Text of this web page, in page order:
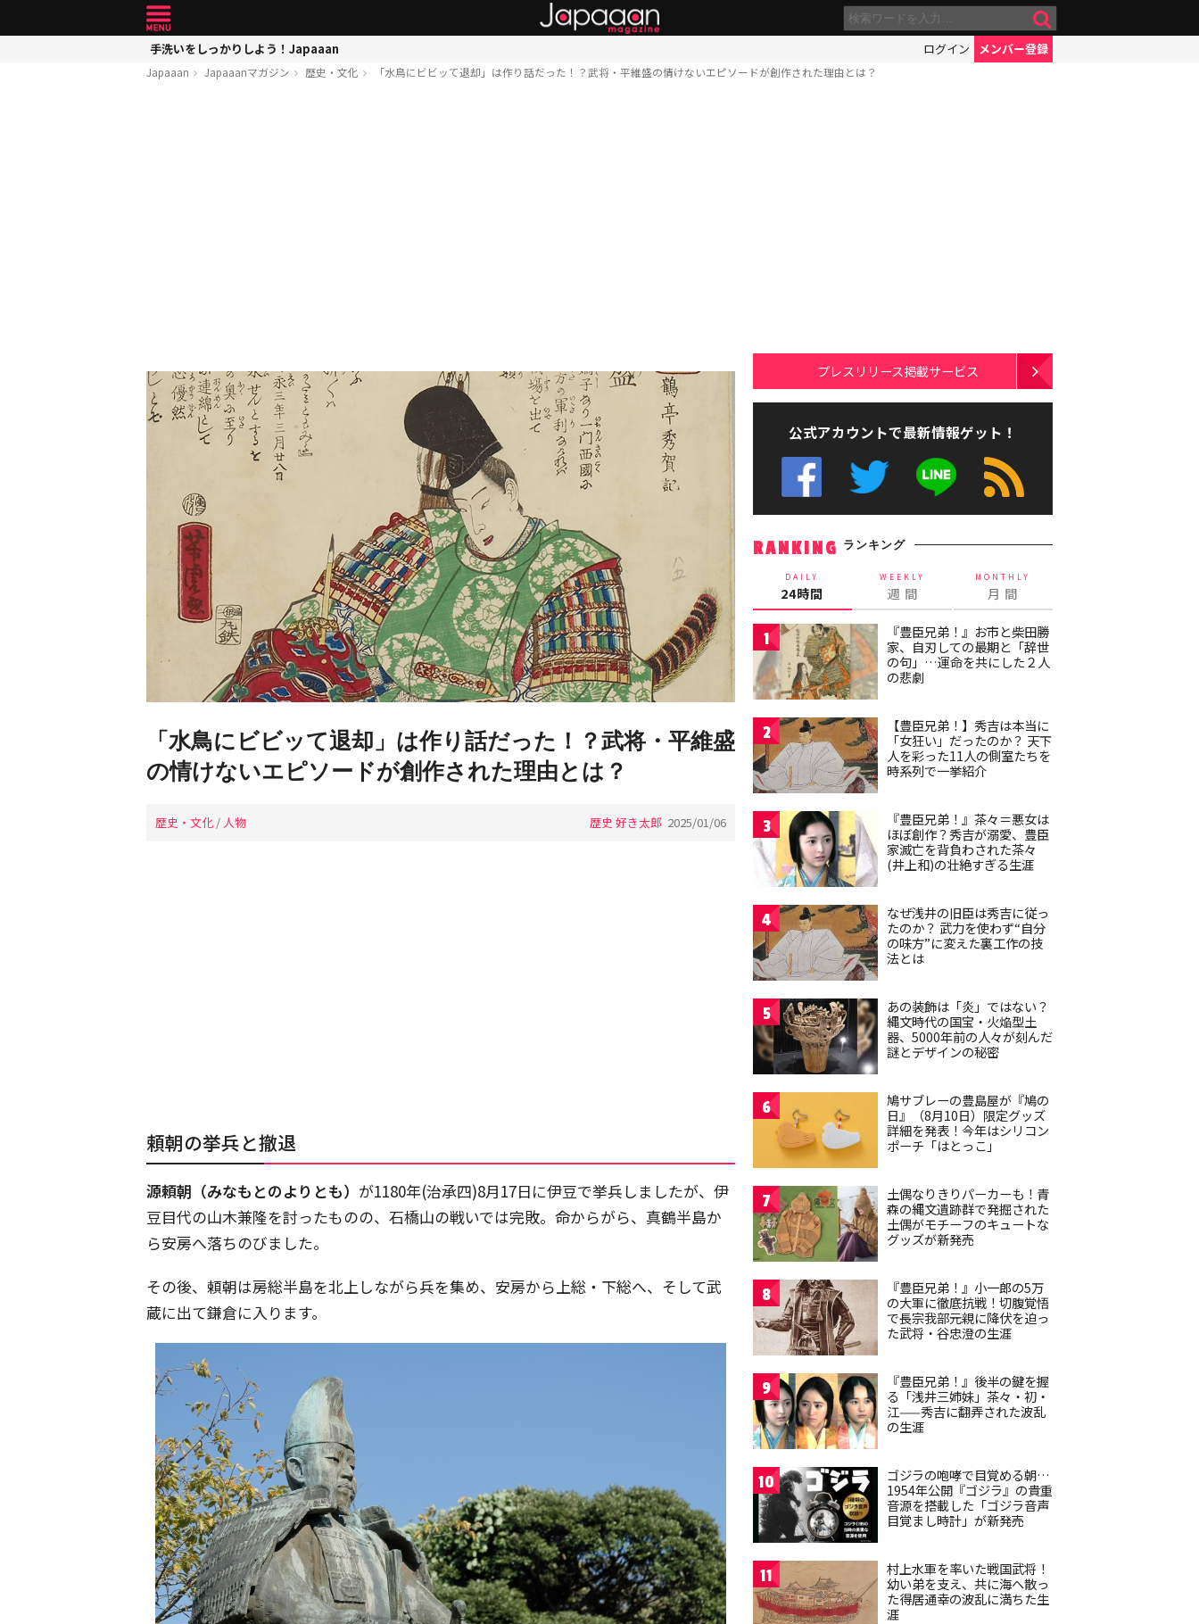
手洗いをしっかりしよう！Japaaan ログイン メンバー登録
Japaaan Japaaanマガジン 歴史・文化 「水鳥にビビッて退却」は作り話だった！？武将・平維盛の情けないエピソードが創作された理由とは？
「水鳥にビビッて退却」は作り話だった！？武将・平維盛
の情けないエピソードが創作された理由とは？
歴史・文化 / 人物 歴史 好き太郎 2025/01/06
頼朝の挙兵と撤退
源頼朝（みなもとのよりとも） が1180年(治承四)8月17日に伊豆で挙兵しましたが、伊
豆目代の山木兼隆を討ったものの、石橋山の戦いでは完敗。命からがら、真鶴半島か
ら安房へ落ちのびました。
その後、頼朝は房総半島を北上しながら兵を集め、安房から上総・下総へ、そして武
蔵に出て鎌倉に入ります。
プレスリリース掲載サービス
公式アカウントで最新情報ゲット！
RANKING ランキング
DAILY
24時間
WEEKLY
週 間
MONTHLY
月 間
1
『豊臣兄弟！』お市と柴田勝
家、自刃しての最期と「辞世
の句」…運命を共にした２人
の悲劇
2
【豊臣兄弟！】秀吉は本当に
「女狂い」だったのか？ 天下
人を彩った11人の側室たちを
時系列で一挙紹介
3
『豊臣兄弟！』茶々＝悪女は
ほぼ創作？秀吉が溺愛、豊臣
家滅亡を背負わされた茶々
(井上和)の壮絶すぎる生涯
4
なぜ浅井の旧臣は秀吉に従っ
たのか？ 武力を使わず“自分
の味方”に変えた裏工作の技
法とは
5
あの装飾は「炎」ではない？
縄文時代の国宝・火焔型土
器、5000年前の人々が刻んだ
謎とデザインの秘密
6
鳩サブレーの豊島屋が『鳩の
日』（8月10日）限定グッズ
詳細を発表！今年はシリコン
ポーチ「はとっこ」
7
土偶なりきりパーカーも！青
森の縄文遺跡群で発掘された
土偶がモチーフのキュートな
グッズが新発売
8
『豊臣兄弟！』小一郎の5万
の大軍に徹底抗戦！切腹覚悟
で長宗我部元親に降伏を迫っ
た武将・谷忠澄の生涯
9
『豊臣兄弟！』後半の鍵を握
る「浅井三姉妹」茶々・初・
江——秀吉に翻弄された波乱
の生涯
10
ゴジラの咆哮で目覚める朝…
1954年公開『ゴジラ』の貴重
音源を搭載した「ゴジラ音声
目覚まし時計」が新発売
11
村上水軍を率いた戦国武将！
幼い弟を支え、共に海へ散っ
た得居通幸の波乱に満ちた生
涯